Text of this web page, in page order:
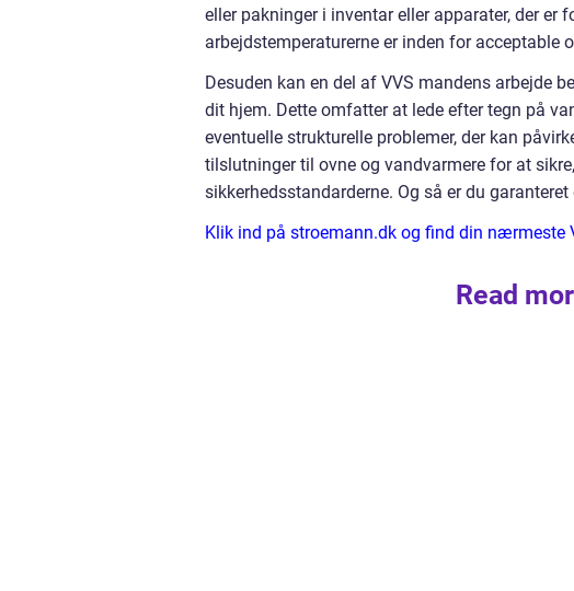
eller pakninger i inventar eller apparater, der er
arbejdstemperaturerne er inden for acceptable
Desuden kan en del af VVS mandens arbejde
dit hjem. Dette omfatter at lede efter tegn på
eventuelle strukturelle problemer, der kan
tilslutninger til ovne og vandvarmere for at
sikkerhedsstandarderne. Og så er du
Klik ind på stroemann.dk og find din nærmeste
Read